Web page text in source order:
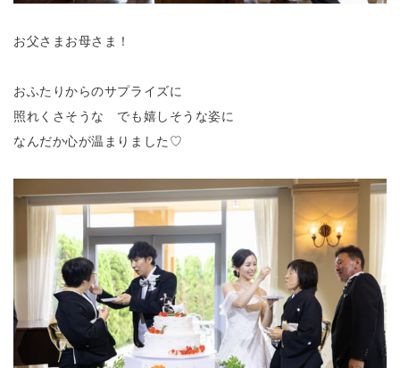
お父さまお母さま！
おふたりからのサプライズに
照れくさそうな でも嬉しそうな姿に
なんだか心が温まりました♡